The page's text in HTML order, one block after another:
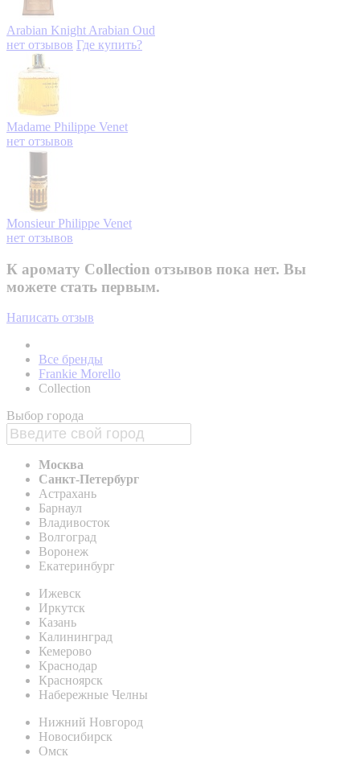
Arabian Knight Arabian Oud
нет отзывов Где купить?
Madame Philippe Venet
нет отзывов
Monsieur Philippe Venet
нет отзывов
К аромату Collection отзывов пока нет. Вы
можете стать первым.
Написать отзыв
Все бренды
Frankie Morello
Collection
Выбор города
Москва
Санкт-Петербург
Астрахань
Барнаул
Владивосток
Волгоград
Воронеж
Екатеринбург
Ижевск
Иркутск
Казань
Калининград
Кемерово
Краснодар
Красноярск
Набережные Челны
Нижний Новгород
Новосибирск
Омск